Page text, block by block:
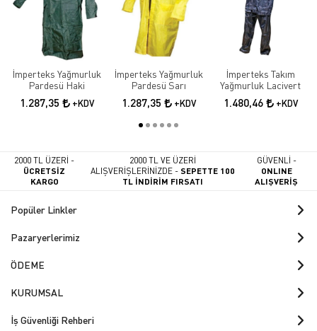
İmperteks Yağmurluk
Pardesü Haki
1.287,35 +KDV
İmperteks Yağmurluk
Pardesü Sarı
1.287,35 +KDV
İmperteks Takım
Yağmurluk Lacivert
1.480,46 +KDV
2000 TL ÜZERİ -
ÜCRETSİZ
KARGO
2000 TL VE ÜZERİ
ALIŞVERİŞLERİNİZDE -SEPETTE 100
TL İNDİRİM FIRSATI
GÜVENLİ -
ONLINE
ALIŞVERİŞ
Popüler Linkler
Pazaryerlerimiz
ÖDEME
KURUMSAL
İş Güvenliği Rehberi